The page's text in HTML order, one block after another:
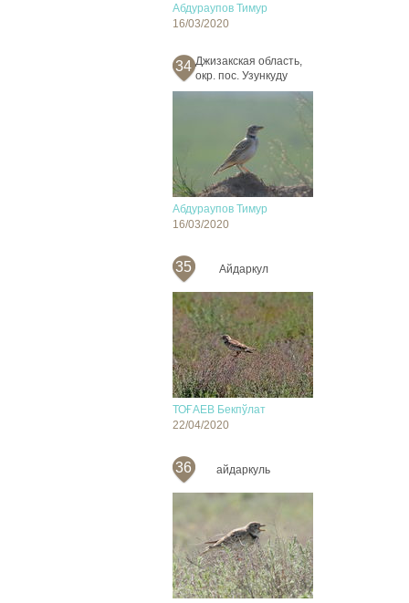
Абдураупов Тимур
16/03/2020
34 Джизакская область,
окр. пос. Узункуду
Абдураупов Тимур
16/03/2020
35 Айдаркул
ТОҒАЕВ Бекпўлат
22/04/2020
36 айдаркуль